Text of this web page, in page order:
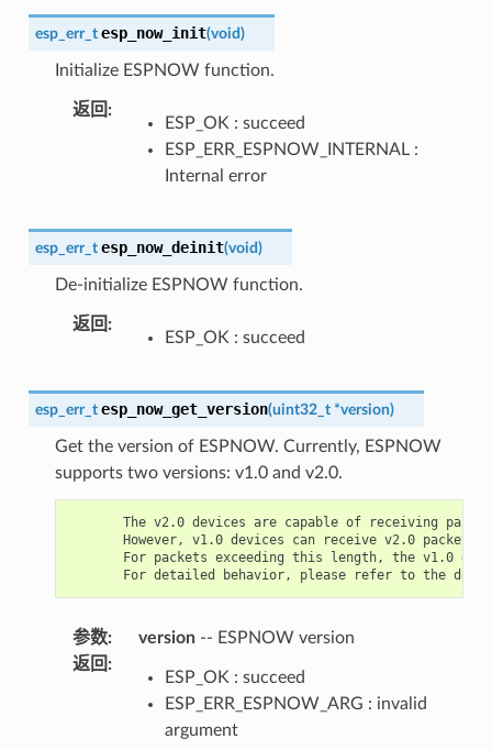
esp_err_t esp_now_init(void)
Initialize ESPNOW function.
返回 :
ESP_OK : succeed
ESP_ERR_ESPNOW_INTERNAL :
Internal error
esp_err_t esp_now_deinit(void)
De-initialize ESPNOW function.
返回 :
ESP_OK : succeed
esp_err_t esp_now_get_version(uint32_t *version)
Get the version of ESPNOW. Currently, ESPNOW
supports two versions: v1.0 and v2.0.
The v2.0 devices are capable of receiving
However, v1.0 devices can receive v2.0 packets
For packets exceeding this length, the v1.0
参数: version-- ESPNOW version
返回 :
ESP_OK : succeed
ESP_ERR_ESPNOW_ARG : invalid
argument